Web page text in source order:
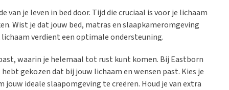
je leven in bed door. Tijd die cruciaal is voor je lichaam
Wist je dat jouw bed, matras en slaapkameromgeving
verdient een optimale ondersteuning.
waarin je helemaal tot rust kunt komen. Bij Eastborn
gekozen dat bij jouw lichaam en wensen past. Kies je
ideale slaapomgeving te creëren. Houd je van extra